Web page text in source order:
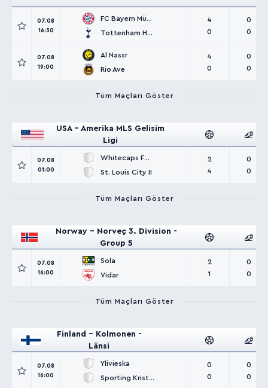
07.08
16:30
FC Bayern München
Tottenham Hotspur
4
0
0
0
07.08
19:00
Al Nassr
Rio Ave
4
0
0
0
Tüm Maçları Göster
USA - Amerika MLS Gelisim
Ligi
07.08
01:00
Whitecaps FC II
St. Louis City II
2
4
0
0
Tüm Maçları Göster
Norway - Norveç 3. Division -
Group 5
07.08
16:00
Sola
Vidar
2
1
0
0
Tüm Maçları Göster
Finland - Kolmonen -
Länsi
07.08
16:00
Ylivieska
Sporting Kristina
0
0
0
0